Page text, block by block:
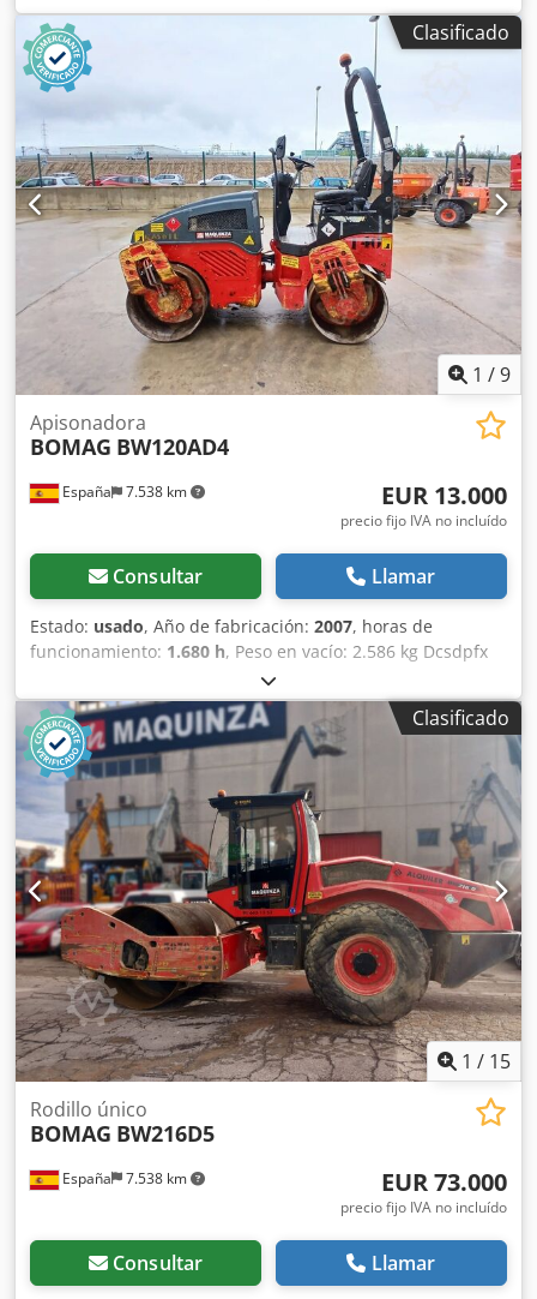
Burgo de Ebro (Zaragoza) Rodillo de compactación usado,
de hombre sentado marca Bomag , modelo BW216 D5 . Se
trata de una apisonadora de ruedas y un solo tambor de
16 toneladas. Este versátil compactador se adapta sin
problema a cualquier lugar del trabajo, proporcionando
resultados de compactación y apisonamiento líderes del
sector en obras pequeñas o medianas, en trabajos de
construcción de infraestructura de transporte como
carreteras o construcción de edificios. El rodillo
compactador de ocasión BW216 D5 tiene un peso de
15.990 kg. y una anchura de tambor de 2,13 m. Djdpezi Eb
Njfx Ap Hsck precio: PRECIO A CONSULTAR Ancho de
tambor: 2.130 mm Diámetro de tambor: 1.500 mm
Capacidad de depósito: 250 l Amplitud: 2,10/1,10 mm CE
Clasificado
1 /9
España 7.538 km
Apisonadora
BOMAG BW120AD4
EUR 13.000
precio fijo IVA no incluído
Consultar Llamar
Estado: usado, Año de fabricación: 2007, horas de
funcionamiento: 1.680 h, Peso en vacío: 2.586 kg Dcsdpfx
Apszb I Tmj Hok Dimensiones (lxanxal): 248 x 128 x 180 cm
Ubicación: El Burgo de Ebro (Zaragoza) El BOMAG
BW120AD4 es ideal para tareas de compactación ligera en
obras urbanas o mantenimiento de carreteras. Buena
maniobrabilidad, controles sencillos y funcionamiento
correcto. Se presenta en estado operativo, preparado para
trabajar desde el primer día. Perfecto para optimizar tu
inversión con maquinaria de segunda mano. Peso de
servicio: 2.580 kg Tipología: Ligera Anchura de tambor:
1.200 mm Diámetro de tambor: 700 mm Capacidad de
depósito: 40 l CE
Clasificado
1 / 15
España 7.538 km
Rodillo único
BOMAG BW216D5
EUR 73.000
precio fijo IVA no incluído
Consultar Llamar